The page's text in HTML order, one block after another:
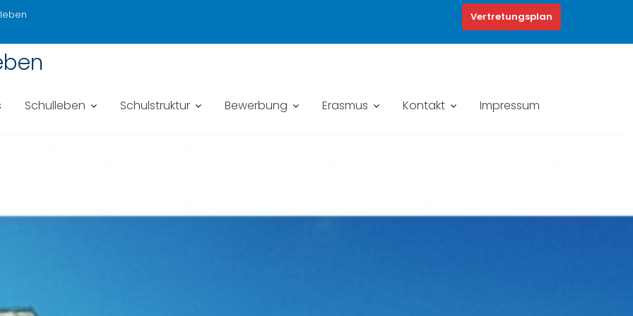
Vertretungsplan
Schulleben Schulstruktur Bewerbung Erasmus Kontakt Impressum